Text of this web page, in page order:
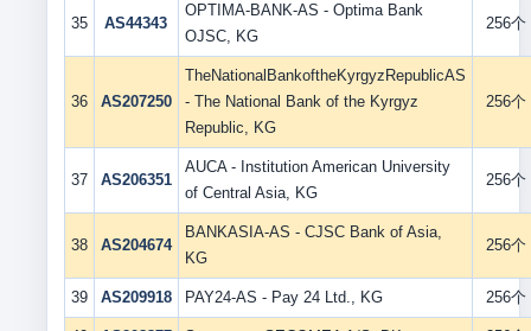
35 AS44343
OPTIMA-BANK-AS - Optima Bank
OJSC, KG
256个
36 AS207250
TheNationalBankoftheKyrgyzRepublicAS
- The National Bank of the Kyrgyz
Republic, KG
256个
37 AS206351
AUCA - Institution American University
of Central Asia, KG
256个
38 AS204674
BANKASIA-AS - CJSC Bank of Asia,
KG
256个
39 AS209918 PAY24-AS - Pay 24 Ltd., KG 256个